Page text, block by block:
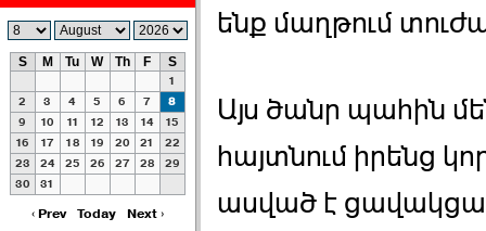
ՀԱՅԱՊԱՀՊԱՆՈՒԹԻՒՆ՝
ՀԱՒԱՏՔԻ ԵՒ
ԿՐԹՈՒԹԵԱՆ
ՃԱՆԱՊԱՐՀՈՎ ›››
2026-07-06 06:50:00
S M Tu W Th F S
1
2
3 4 5 6 7
8
9
10 11 12 13 14
15
16
17 18 19 20 21
22
23
24 25 26 27 28
29
30
31
‹ Prev Today Next ›
ենք մաղթում
Այս ծանր պահին
հայտնում իրենց
ասված է